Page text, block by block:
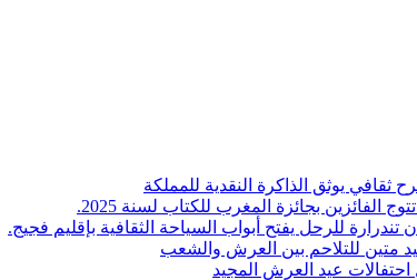
يوثق الذاكرة النقدية للمملكة
الفائزين بجائزة المغرب للكتاب لسنة 2025.
للرحل يفتح أبواب السياحة الثقافية بإقليم فجيج.
متين للتلاحم بين العرش والشعب
عيد العرش المجيد